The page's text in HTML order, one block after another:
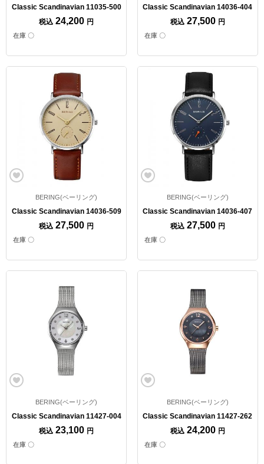
Classic Scandinavian 11035-500
税込 24,200 円
在庫 〇
Classic Scandinavian 14036-404
税込 27,500 円
在庫 〇
BERING(ベーリング)
Classic Scandinavian 14036-509
税込 27,500 円
在庫 〇
BERING(ベーリング)
Classic Scandinavian 14036-407
税込 27,500 円
在庫 〇
BERING(ベーリング)
Classic Scandinavian 11427-004
税込 23,100 円
在庫 〇
BERING(ベーリング)
Classic Scandinavian 11427-262
税込 24,200 円
在庫 〇